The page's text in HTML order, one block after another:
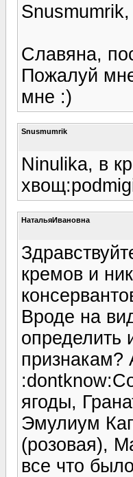
Славяна,
Пожалуй
мне :)
Snusmumrik
Ninulika, в
НатальяИвановна
кремов и
Вроде на
определить
признакам?
ягоды,
Эмулиум
(розовая),
все что